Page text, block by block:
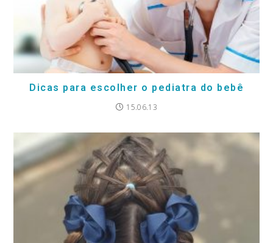
Dicas para escolher o pediatra do bebê
15.06.13